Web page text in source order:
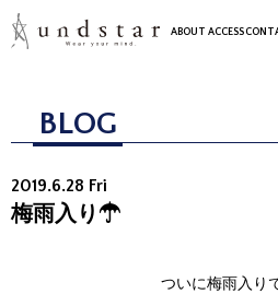
ABOUT ACCESS
BLOG
2019.6.28 Fri
梅雨入り☂
ついに梅雨入り